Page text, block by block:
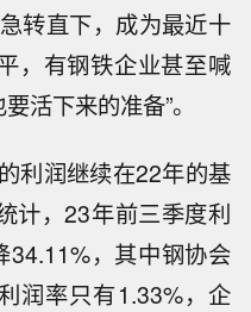
转直下，成为最近十
，有钢铁企业甚至喊
活下来的准备”。
利润继续在22年的基
计，23年前三季度利
34.11%，其中钢协会
润率只有1.33%，企